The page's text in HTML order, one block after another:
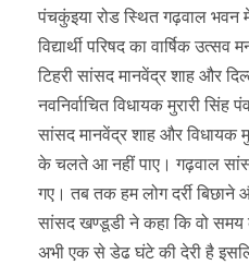
पंचकुंइया रोड स्थित गढ़वाल भवन
विद्यार्थी परिषद का वार्षिक
टिहरी सांसद मानवेंद्र शाह और
नवनिर्वाचित विधायक मुरारी
सांसद मानवेंद्र शाह और विधायक
के चलते आ नहीं पाए। गढ़वाल
गए। तब तक हम लोग दर्री बिछाने
सांसद खण्डूडी ने कहा कि वो
अभी एक से डेढ घंटे की देरी है